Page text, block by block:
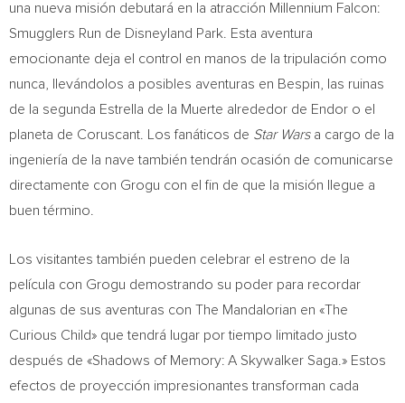
una nueva misión debutará en la atracción Millennium Falcon:
Smugglers Run de Disneyland Park. Esta aventura
emocionante deja el control en manos de la tripulación como
nunca, llevándolos a posibles aventuras en Bespin, las ruinas
de la segunda Estrella de la Muerte alrededor de Endor o el
planeta de Coruscant. Los fanáticos de Star Warsa cargo de la
ingeniería de la nave también tendrán ocasión de comunicarse
directamente con Grogu con el fin de que la misión llegue a
buen término.
Los visitantes también pueden celebrar el estreno de la
película con Grogu demostrando su poder para recordar
algunas de sus aventuras con The Mandalorian en «The
Curious Child» que tendrá lugar por tiempo limitado justo
después de «Shadows of Memory: A Skywalker Saga.» Estos
efectos de proyección impresionantes transforman cada